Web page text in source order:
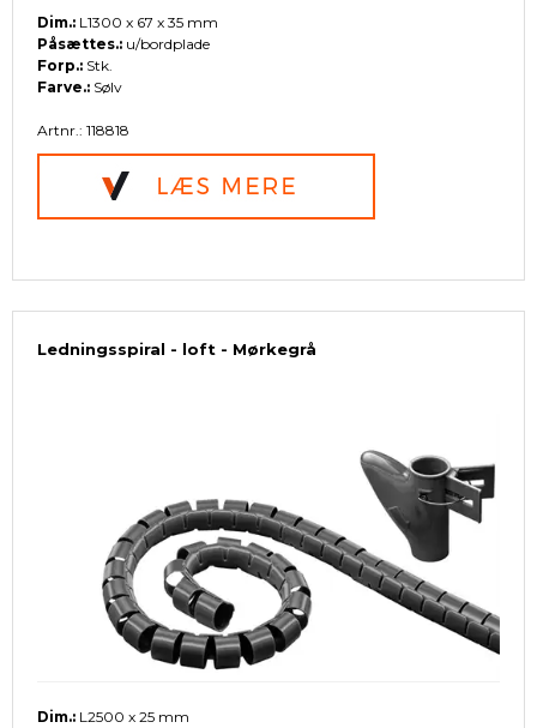
Dim.: L1300 x 67 x 35 mm
Påsættes.: u/bordplade
Forp.: Stk.
Farve.: Sølv
Artnr.: 118818
Ledningsspiral - loft - Mørkegrå
Dim.: L2500 x 25 mm